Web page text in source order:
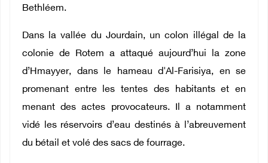
Bethléem.
Dans la vallée du Jourdain, un colon illégal de la
colonie de Rotem a attaqué aujourd’hui la zone
d’Hmayyer, dans le hameau d'Al-Farisiya, en se
promenant entre les tentes des habitants et en
menant des actes provocateurs. Il a notamment
vidé les réservoirs d’eau destinés à l’abreuvement
du bétail et volé des sacs de fourrage.